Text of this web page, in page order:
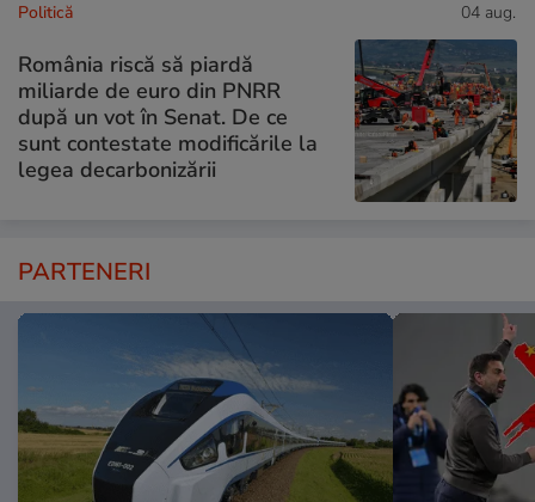
Politică 04 aug.
România riscă să piardă
miliarde de euro din PNRR
după un vot în Senat. De ce
sunt contestate modificările la
legea decarbonizării
PARTENERI